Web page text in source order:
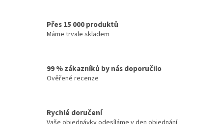
Přes 15 000 produktů
Máme trvale skladem
99 % zákazníků by nás doporučilo
Ověřené recenze
Rychlé doručení